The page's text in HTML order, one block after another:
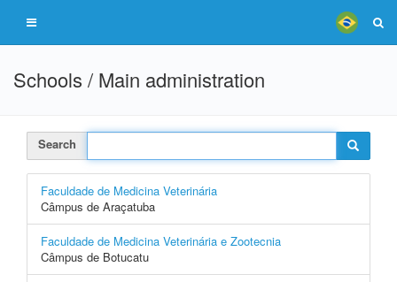
Schools / Main administration
Search
Faculdade de Medicina Veterinária
Câmpus de Araçatuba
Faculdade de Medicina Veterinária e Zootecnia
Câmpus de Botucatu